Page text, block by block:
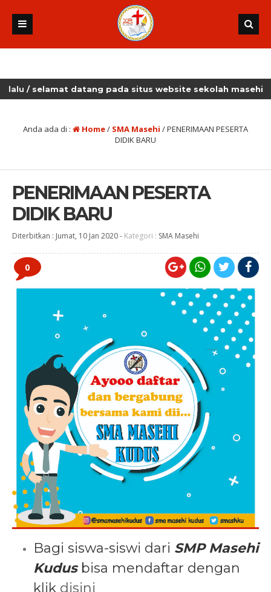
datang pada situs website sekolah masehi kudus
Anda ada di : Home/ SMA Masehi /PENERIMAAN PESERTA
DIDIK BARU
PENERIMAAN PESERTA
DIDIK BARU
Diterbitkan : Jumat, 10 Jan 2020- Kategori : SMA Masehi
0
Bagi siswa-siswi dari SMP Masehi
Kudusbisa mendaftar dengan
klik disini